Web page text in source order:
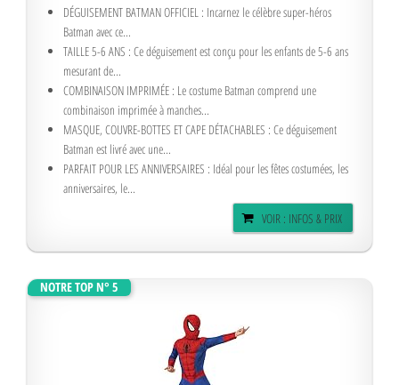
DÉGUISEMENT BATMAN OFFICIEL : Incarnez le célèbre super-héros
Batman avec ce...
TAILLE 5-6 ANS : Ce déguisement est conçu pour les enfants de 5-6 ans
mesurant de...
COMBINAISON IMPRIMÉE : Le costume Batman comprend une
combinaison imprimée à manches...
MASQUE, COUVRE-BOTTES ET CAPE DÉTACHABLES : Ce déguisement
Batman est livré avec une...
PARFAIT POUR LES ANNIVERSAIRES : Idéal pour les fêtes costumées, les
anniversaires, le...
VOIR : INFOS & PRIX
NOTRE TOP N° 5